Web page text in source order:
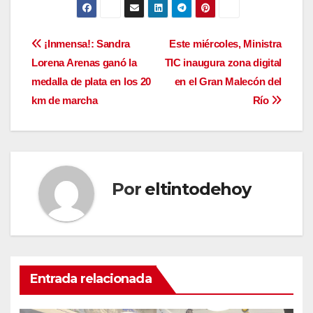
Navegación
de
entradas
Este miércoles, Ministra
TIC inaugura zona digital
en el Gran Malecón del
Río
¡Inmensa!: Sandra
Lorena Arenas ganó la
medalla de plata en los 20
km de marcha
Por eltintodehoy
Entrada relacionada